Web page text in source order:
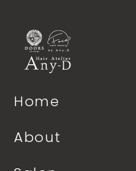
Home
About